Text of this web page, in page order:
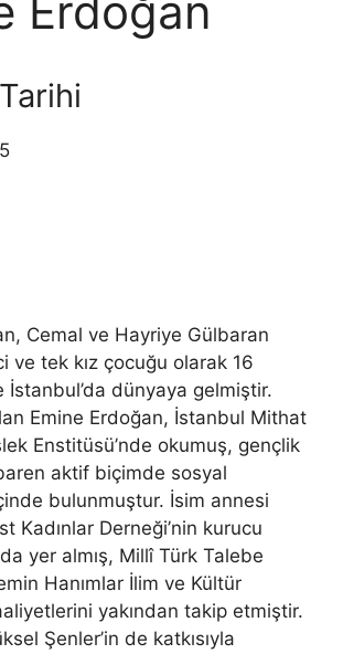
Erdoğan
Cemal ve Hayriye Gülbaran
ve tek kız çocuğu olarak 16
İstanbul’da dünyaya gelmiştir.
Emine Erdoğan, İstanbul Mithat
Enstitüsü’nde okumuş, gençlik
aktif biçimde sosyal
bulunmuştur. İsim annesi
Kadınlar Derneği’nin kurucu
yer almış, Millî Türk Talebe
Hanımlar İlim ve Kültür
yakından takip etmiştir.
Şenler’in de katkısıyla